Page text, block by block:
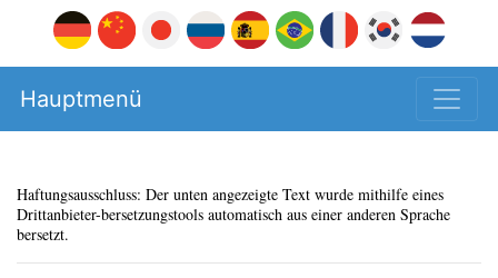
Hauptmenü
Haftungsausschluss: Der unten angezeigte Text wurde mithilfe eines
Drittanbieter-bersetzungstools automatisch aus einer anderen Sprache
bersetzt.